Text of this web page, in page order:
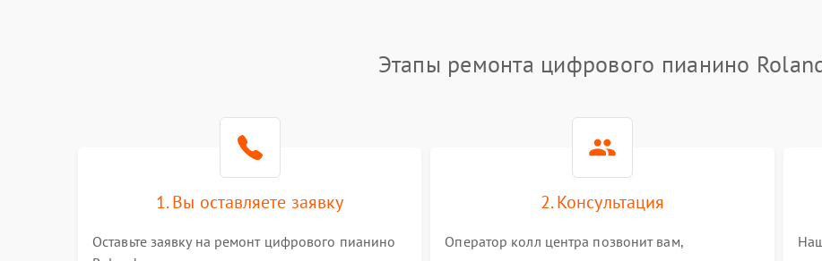
Этапы ремонта цифрового пианино
1. Вы оставляете заявку
Оставьте заявку на ремонт цифрового пианино
2. Консультация
Оператор колл центра позвонит вам,